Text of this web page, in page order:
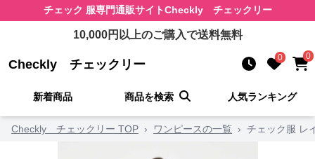
チェック 服専門通販サイトCheckly チェックリー
10,000円以上のご購入で送料無料
Checkly チェックリー 0 0
新着商品 商品を検索 人気ランキング
Checkly チェックリー TOP › ワンピースの一覧 › チェック服 レ